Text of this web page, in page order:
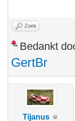
Zoek
Bedankt
GertBr
Tijanus